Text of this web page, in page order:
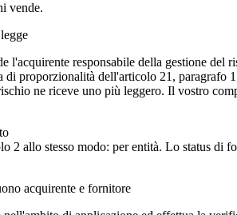
vende.
l'acquirente responsabile della gestione
di proporzionalità dell'articolo 21,
ne riceve uno più leggero. Il vostro
2 allo stesso modo: per entità. Lo status di
acquirente e fornitore